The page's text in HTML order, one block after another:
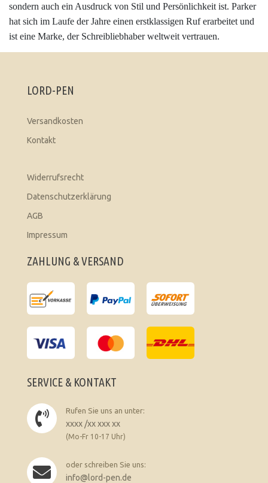
sondern auch ein Ausdruck von Stil und Persönlichkeit ist. Parker
hat sich im Laufe der Jahre einen erstklassigen Ruf erarbeitet und
ist eine Marke, der Schreibliebhaber weltweit vertrauen.
LORD-PEN
Versandkosten
Kontakt
Widerrufsrecht
Datenschutzerklärung
AGB
Impressum
ZAHLUNG & VERSAND
SERVICE & KONTAKT
Rufen Sie uns an unter:
xxxx /xx xxx xx
(Mo-Fr 10-17 Uhr)
oder schreiben Sie uns:
info@lord-pen.de